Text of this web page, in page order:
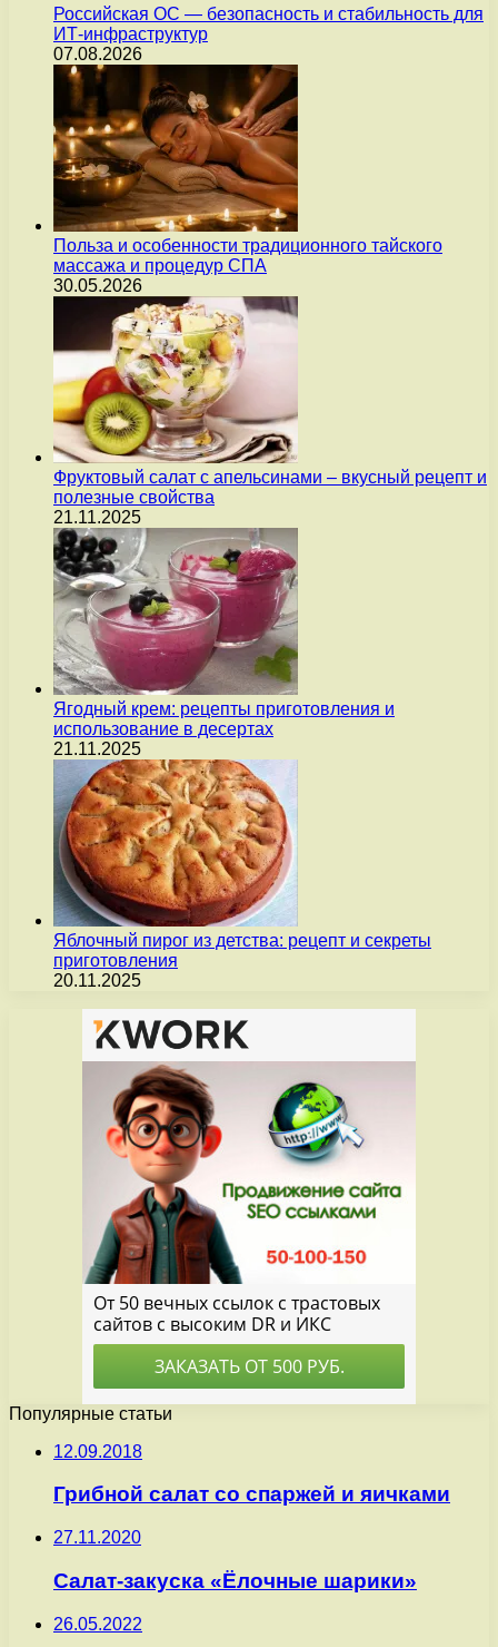
Российская ОС — безопасность и стабильность для
ИТ-инфраструктур
07.08.2026
Польза и особенности традиционного тайского
массажа и процедур СПА
30.05.2026
Фруктовый салат с апельсинами – вкусный рецепт и
полезные свойства
21.11.2025
Ягодный крем: рецепты приготовления и
использование в десертах
21.11.2025
Яблочный пирог из детства: рецепт и секреты
приготовления
20.11.2025
Популярные статьи
12.09.2018
Грибной салат со спаржей и яичками
27.11.2020
Салат-закуска «Ёлочные шарики»
26.05.2022